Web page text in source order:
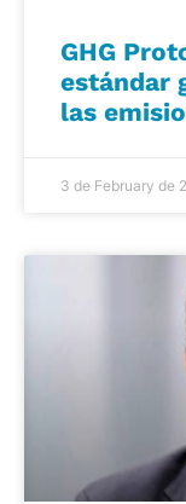
GHG
estándar
las
3 de February de